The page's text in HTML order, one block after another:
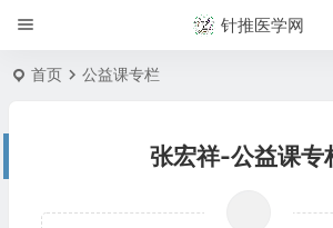
针推医学网
首页 公益课专栏
张宏祥-公益课专